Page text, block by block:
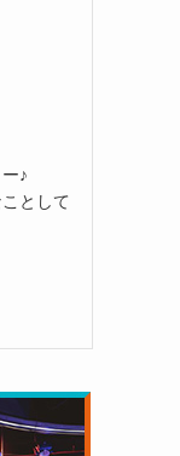
♪
として